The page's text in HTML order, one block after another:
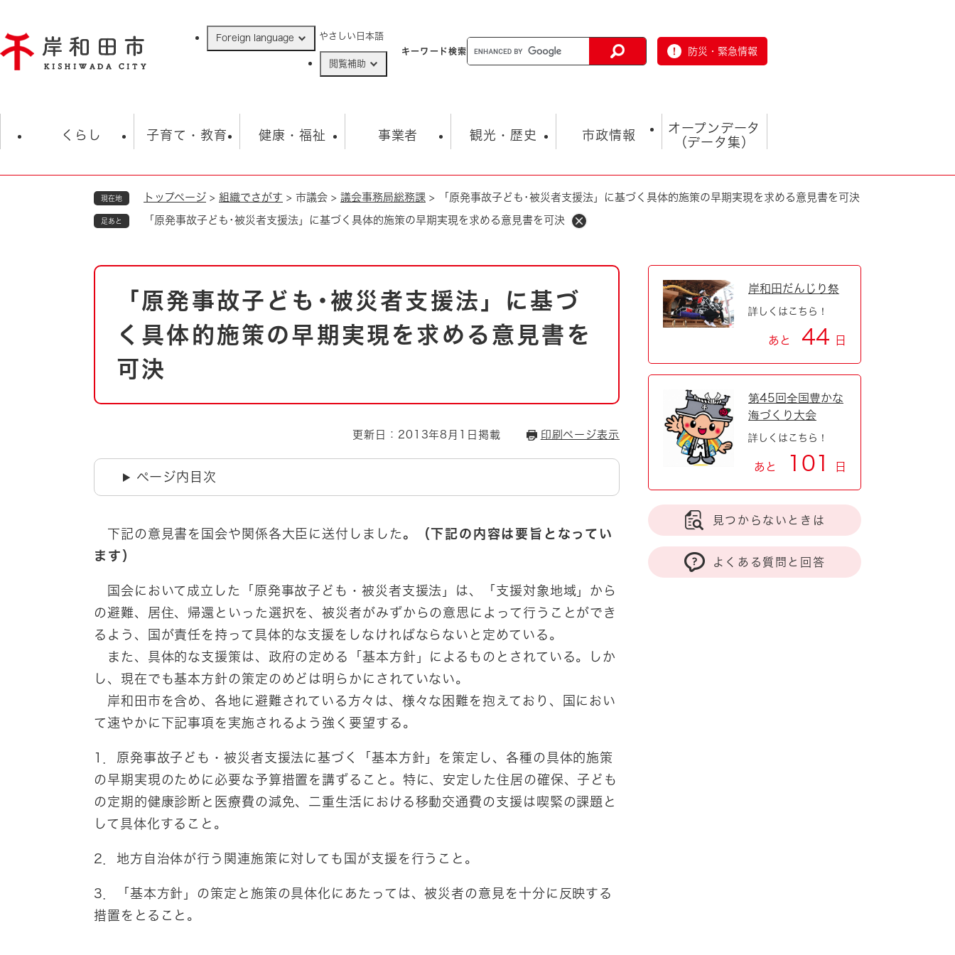
ジ
の
Foreign language やさしい日本語
閲覧補助
キーワード検索 防災・緊急情報
くらし
住民票・戸籍
ごみ・衛生・動物 救急・消防
上水道・下水道
自然・環境・公園 住宅
とじる
子育て・教育
学校 子育て
健康・福祉
福祉・健康・生活 生涯学習・スポーツ
事業者
入札・契約情報 まちづくり・協働
環境 福祉・介護
観光・歴史
観光 観光スポット
とじる
市政情報
市の概要 総合計画
市政 職員採用情報
市役所・施設の案内
オープンデータ
（データ集）
オープンデータ
現在地 トップページ > 組織でさがす > 市議会 > 議会事務局総務課 > 「原発事故子ども･被災者支援法」に基づく具体的施策の早期実現を求める意見書を可決
足あと 「原発事故子ども･被災者支援法」に基づく具体的施策の早期実現を求める意見書を可決
本
「原発事故子ども･被災者支援法」に基づ
く具体的施策の早期実現を求める意見書を
可決
更新日：2013年8月1日掲載 印刷ページ表示
ページ内目次
下記の意見書を国会や関係各大臣に送付しました 。（下記の内容は要旨となってい
ます）
国会において成立した「原発事故子ども・被災者支援法」は、「支援対象地域」から
の避難、居住、帰還といった選択を、被災者がみずからの意思によって行うことができ
るよう、国が責任を持って具体的な支援をしなければならないと定めている。
また、具体的な支援策は、政府の定める「基本方針」によるものとされている。しか
し、現在でも基本方針の策定のめどは明らかにされていない。
岸和田市を含め、各地に避難されている方々は、様々な困難を抱えており、国におい
て速やかに下記事項を実施されるよう強く要望する。
1．原発事故子ども・被災者支援法に基づく「基本方針」を策定し、各種の具体的施策
の早期実現のために必要な予算措置を講ずること。特に、安定した住居の確保、子ども
の定期的健康診断と医療費の減免、二重生活における移動交通費の支援は喫緊の課題と
して具体化すること。
2．地方自治体が行う関連施策に対しても国が支援を行うこと。
3．「基本方針」の策定と施策の具体化にあたっては、被災者の意見を十分に反映する
措置をとること。
岸和田だんじり祭
詳しくはこちら！
あと 44 日
第45回全国豊かな
海づくり大会
詳しくはこちら！
あと 101 日
見つからないときは
よくある質問と回答